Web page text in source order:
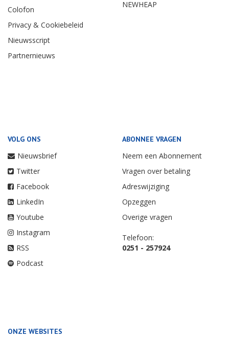
Colofon
Privacy & Cookiebeleid
Nieuwsscript
Partnernieuws
NEWHEAP
VOLG ONS
Nieuwsbrief
Twitter
Facebook
LinkedIn
Youtube
Instagram
RSS
Podcast
ABONNEE VRAGEN
Neem een Abonnement
Vragen over betaling
Adreswijziging
Opzeggen
Overige vragen
Telefoon:
0251 - 257924
ONZE WEBSITES